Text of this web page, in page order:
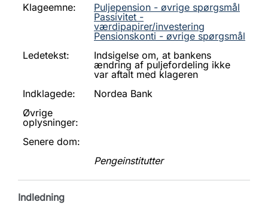
Klageemne:
Puljepension - øvrige spørgsmål
Passivitet -
værdipapirer/investering
Pensionskonti - øvrige spørgsmål
Ledetekst:
Indsigelse om, at bankens
ændring af puljefordeling ikke
var aftalt med klageren
Indklagede:
Nordea Bank
Øvrige
oplysninger:
Senere dom:
Pengeinstitutter
Indledning